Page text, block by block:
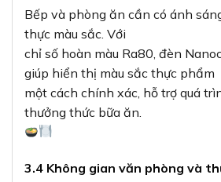
Bếp và phòng ăn cần có ánh
thực màu sắc. Với
chỉ số hoàn màu Ra80, đèn
giúp hiển thị màu sắc thực phẩm
một cách chính xác, hỗ trợ quá
thưởng thức bữa ăn.
3.4 Không gian văn phòng và